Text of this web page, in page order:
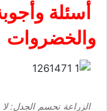
أسئلة
والخضروات
الزراعة تحسم الجدل: